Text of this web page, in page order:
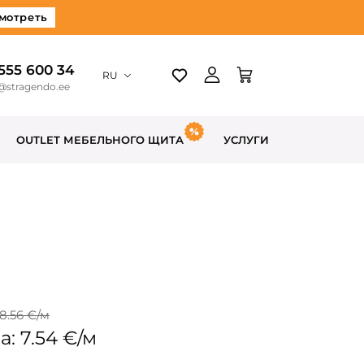
600 34 RU
OUTLET МЕБЕЛЬНОГО ЩИТА УСЛУГИ
€/м
7.54 €/м